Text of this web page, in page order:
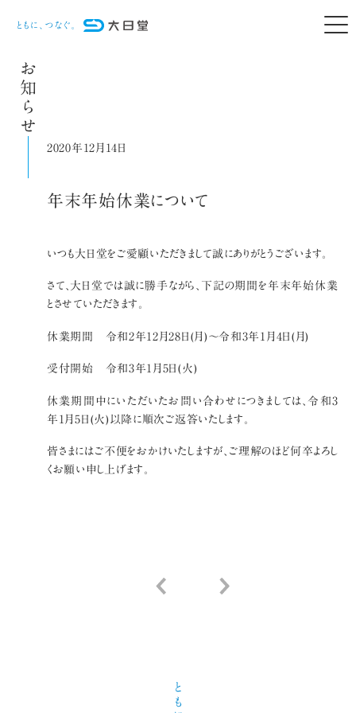
お知らせ
2020年12月14日
年末年始休業について
いつも大日堂をご愛顧いただきまして誠にありがとうございます。
さて、大日堂では誠に勝手ながら、下記の期間を年末年始休業
とさせていただきます。
休業期間 令和2年12月28日(月)〜令和3年1月4日(月)
受付開始 令和3年1月5日(火)
休業期間中にいただいたお問い合わせにつきましては、令和3
年1月5日(火)以降に順次ご返答いたします。
皆さまにはご不便をおかけいたしますが、ご理解のほど何卒よろし
くお願い申し上げます。